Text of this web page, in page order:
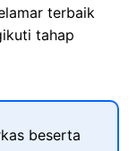
terbaik
tahap
beserta